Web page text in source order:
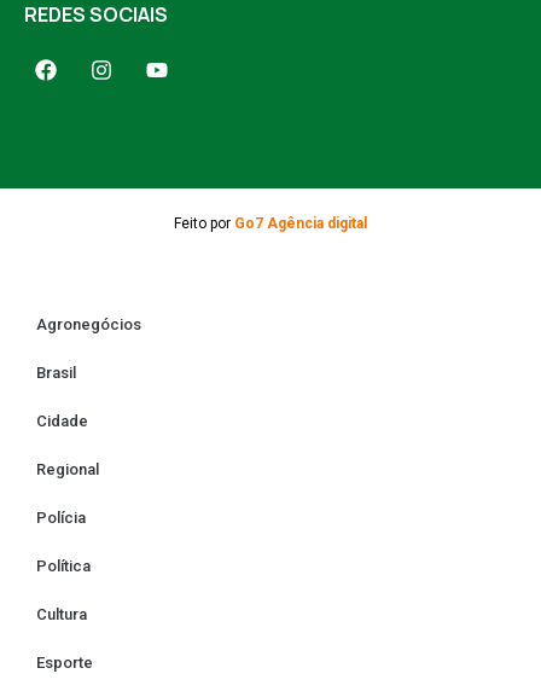
REDES SOCIAIS
Feito por Go7 Agência digital
Agronegócios
Brasil
Cidade
Regional
Polícia
Política
Cultura
Esporte